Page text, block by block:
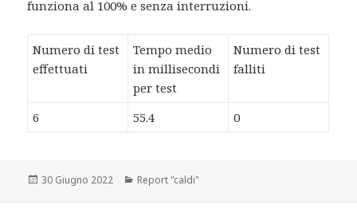
funziona al 100% e senza interruzioni.
Numero di test
effettuati
Tempo medio
in millisecondi
per test
Numero di test
falliti
6 55.4 0
Scritto
30 Giugno 2022 Categorie
Report "caldi"